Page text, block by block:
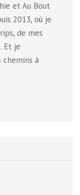
et Au Bout
2013, où je
de mes
Et je
chemins à